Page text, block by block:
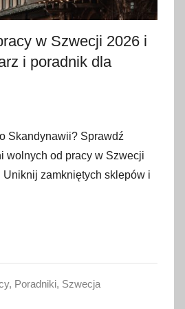
w Szwecji 2026 i
i poradnik dla
Skandynawii? Sprawdź
wolnych od pracy w Szwecji
Uniknij zamkniętych sklepów i
, Poradniki, Szwecja